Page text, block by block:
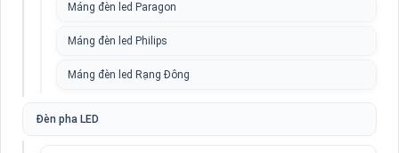
Máng đèn led Paragon
Máng đèn led Philips
Máng đèn led Rạng Đông
Đèn pha LED